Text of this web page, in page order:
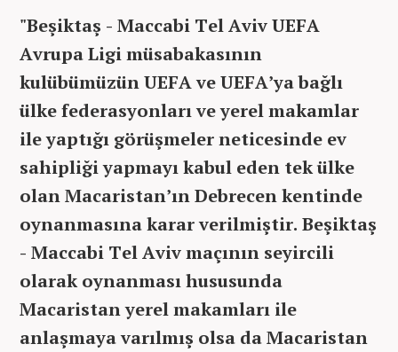
"Beşiktaş - Maccabi Tel Aviv UEFA
Avrupa Ligi müsabakasının
kulübümüzün UEFA ve UEFA’ya bağlı
ülke federasyonları ve yerel makamlar
ile yaptığı görüşmeler neticesinde ev
sahipliği yapmayı kabul eden tek ülke
olan Macaristan’ın Debrecen kentinde
oynanmasına karar verilmiştir. Beşiktaş
- Maccabi Tel Aviv maçının seyircili
olarak oynanması hususunda
Macaristan yerel makamları ile
anlaşmaya varılmış olsa da Macaristan